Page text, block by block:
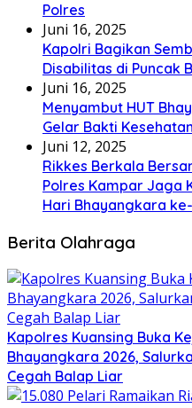
Polres
Juni 16, 2025
Kapolri Bagikan
Disabilitas di Puncak
Juni 16, 2025
Menyambut HUT
Gelar Bakti Kesehatan
Juni 12, 2025
Rikkes Berkala
Polres Kampar Jaga
Hari Bhayangkara
Berita Olahraga
Kapolres Kuansing Buka
Bhayangkara 2026,
Cegah Balap Liar